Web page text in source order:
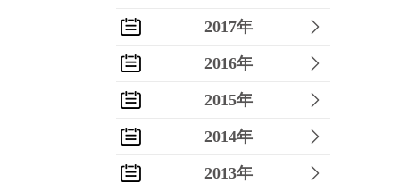
2017年
2016年
2015年
2014年
2013年